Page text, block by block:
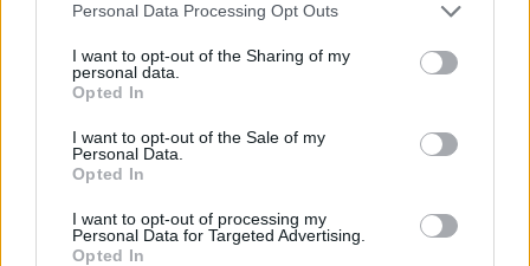
Personal Data Processing Opt Outs
I want to opt-out of the Sharing of my
personal data.
Opted In
I want to opt-out of the Sale of my
Personal Data.
Opted In
I want to opt-out of processing my
Personal Data for Targeted Advertising.
Opted In
queste sue doti. Arricchiamo il nostro roster con
caratteristiche importanti e sono certo che saprà farsi trovare
pronto fin da subito. Cerchiamo di non lasciare nulla di
intentato per questi playoff e questo ringraziamo il Gruppo
Sidigas”.